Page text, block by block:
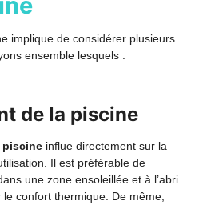
implique de considérer plusieurs
ensemble lesquels :
de la piscine
piscine influe directement sur la
Il est préférable de
une zone ensoleillée et à l’abri
confort thermique. De même,